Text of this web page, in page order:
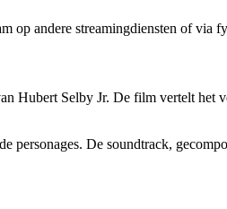
op andere streamingdiensten of via
Hubert Selby Jr. De film vertelt het
personages. De soundtrack,